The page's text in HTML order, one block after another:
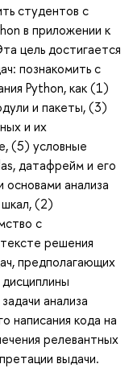
студентов с
в приложении к
цель достигается
познакомить с
Python, как (1)
и пакеты, (3)
и их
(5) условные
датафрейм и его
основами анализа
(2)
с
решения
предполагающих
анализа
написания кода на
релевантных
выдачи.